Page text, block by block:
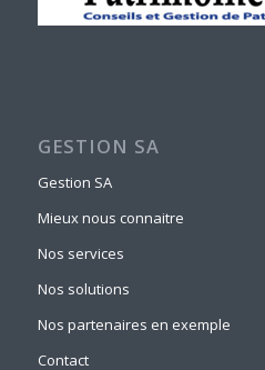
GESTION SA
Gestion SA
Mieux nous connaitre
Nos services
Nos solutions
Nos partenaires en exemple
Contact